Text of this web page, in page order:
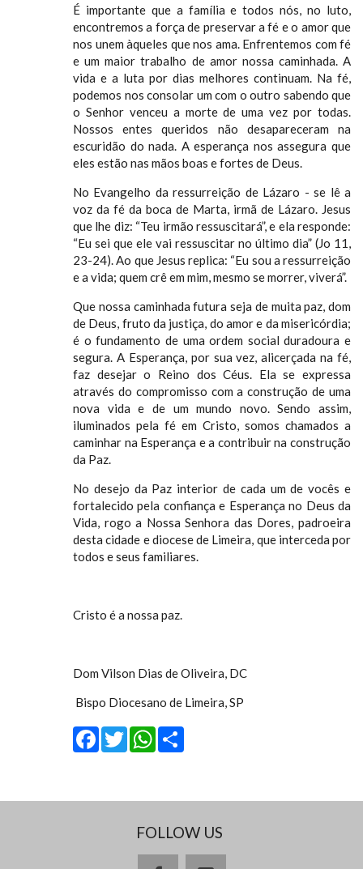
É importante que a família e todos nós, no luto,
encontremos a força de preservar a fé e o amor que
nos unem àqueles que nos ama. Enfrentemos com fé
e um maior trabalho de amor nossa caminhada. A
vida e a luta por dias melhores continuam. Na fé,
podemos nos consolar um com o outro sabendo que
o Senhor venceu a morte de uma vez por todas.
Nossos entes queridos não desapareceram na
escuridão do nada. A esperança nos assegura que
eles estão nas mãos boas e fortes de Deus.
No Evangelho da ressurreição de Lázaro - se lê a
voz da fé da boca de Marta, irmã de Lázaro. Jesus
que lhe diz: “Teu irmão ressuscitará”, e ela responde:
“Eu sei que ele vai ressuscitar no último dia” (Jo 11,
23-24). Ao que Jesus replica: “Eu sou a ressurreição
e a vida; quem crê em mim, mesmo se morrer, viverá”.
Que nossa caminhada futura seja de muita paz, dom
de Deus, fruto da justiça, do amor e da misericórdia;
é o fundamento de uma ordem social duradoura e
segura. A Esperança, por sua vez, alicerçada na fé,
faz desejar o Reino dos Céus. Ela se expressa
através do compromisso com a construção de uma
nova vida e de um mundo novo. Sendo assim,
iluminados pela fé em Cristo, somos chamados a
caminhar na Esperança e a contribuir na construção
da Paz.
No desejo da Paz interior de cada um de vocês e
fortalecido pela confiança e Esperança no Deus da
Vida, rogo a Nossa Senhora das Dores, padroeira
desta cidade e diocese de Limeira, que interceda por
todos e seus familiares.
Cristo é a nossa paz.
Dom Vilson Dias de Oliveira, DC
Bispo Diocesano de Limeira, SP
Facebook
Twitter
WhatsApp
FOLLOW US